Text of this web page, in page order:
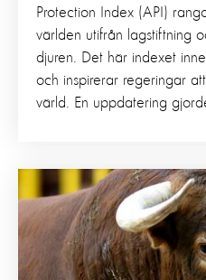
Protection Index (API)
världen utifrån lagstiftning
djuren. Det här indexet
och inspirerar regeringar
värld. En uppdatering